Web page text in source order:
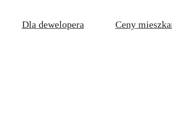
Dla dewelopera Ceny